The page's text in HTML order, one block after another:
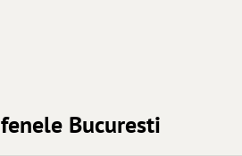
Bucuresti